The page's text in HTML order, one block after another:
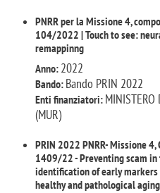
PNRR per la Missione 4,
104/2022 | Touch to see:
remappinng
Anno: 2022
Bando: Bando PRIN 2022
Enti finanziatori: MINISTERO
(MUR)
PRIN 2022 PNRR- Missione
1409/22 - Preventing scam
identification of early
healthy and pathological aging